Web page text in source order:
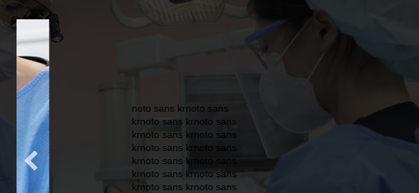
noto sans krnoto sans
krnoto sans krnoto sans
krnoto sans krnoto sans
krnoto sans krnoto sans
krnoto sans krnoto sans
krnoto sans krnoto sans
krnoto sans krnoto sans